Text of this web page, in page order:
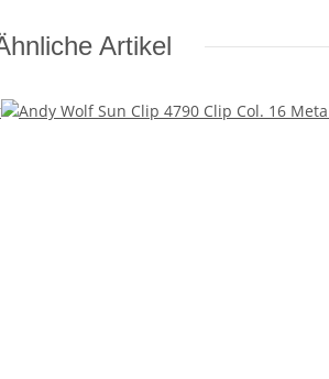
Artikel